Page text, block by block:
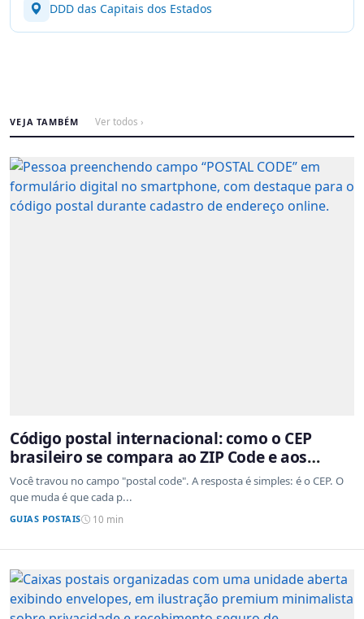
DDD das Capitais dos Estados
VEJA TAMBÉM Ver todos ›
Código postal internacional: como o CEP
brasileiro se compara ao ZIP Code e aos
sistemas de outros países
Você travou no campo "postal code". A resposta é simples: é o CEP. O
que muda é que cada p...
GUIAS POSTAIS 10 min